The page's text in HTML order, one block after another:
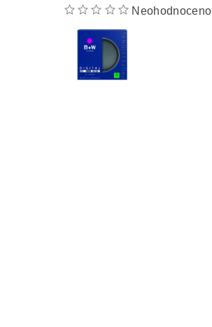
Neohodnoceno